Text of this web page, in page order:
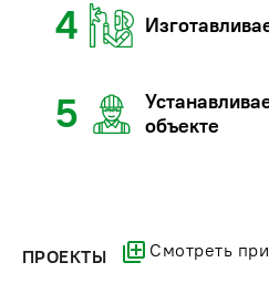
4
5
объекте
ПРОЕКТЫ Смотреть